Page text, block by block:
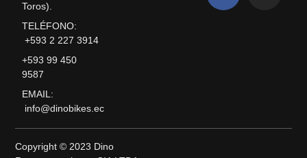
Toros).
TELÉFONO:
+593 2 227 3914
+593 99 450
9587
EMAIL:
info@dinobikes.ec
Copyright © 2023 Dino